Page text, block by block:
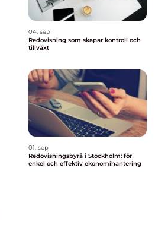
04. sep
Redovisning som skapar kontroll och
tillväxt
01. sep
Redovisningsbyrå i Stockholm: för
enkel och effektiv ekonomihantering